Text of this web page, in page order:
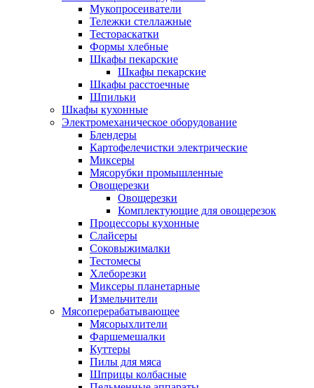
Мукопросеиватели
Тележки стеллажные
Тестораскатки
Формы хлебные
Шкафы пекарские
Шкафы пекарские
Шкафы расстоечные
Шпильки
Шкафы кухонные
Электромеханическое оборудование
Блендеры
Картофелечистки электрические
Миксеры
Мясорубки промышленные
Овощерезки
Овощерезки
Комплектующие для овощерезок
Процессоры кухонные
Слайсеры
Соковыжималки
Тестомесы
Хлеборезки
Миксеры планетарные
Измельчители
Мясоперерабатывающее
Мясорыхлители
Фаршемешалки
Куттеры
Пилы для мяса
Шприцы колбасные